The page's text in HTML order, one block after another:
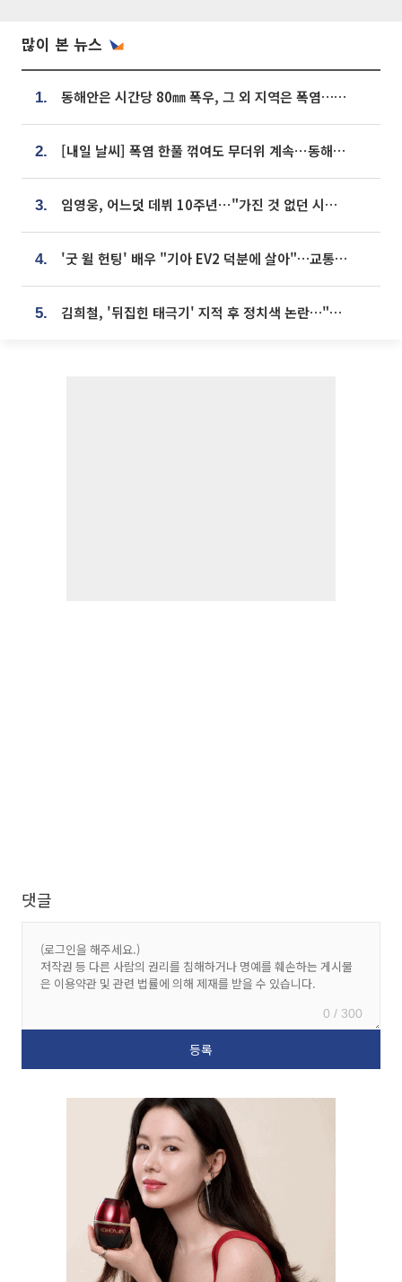
많이 본 뉴스
1. 동해안은 시간당 80㎜ 폭우, 그 외 지역은 폭염…‘극과 극 날씨’
2. [내일 날씨] 폭염 한풀 꺾여도 무더위 계속⋯동해안 이틀 연속 비
3. 임영웅, 어느덧 데뷔 10주년⋯"가진 것 없던 시절, 내 앞엔 20명의 팬뿐"
4. '굿 윌 헌팅' 배우 "기아 EV2 덕분에 살아"…교통사고 후 안전성 극찬
5. 김희철, '뒤집힌 태극기' 지적 후 정치색 논란…"좌우 떠나 우리나라 국기"
댓글
0 / 300